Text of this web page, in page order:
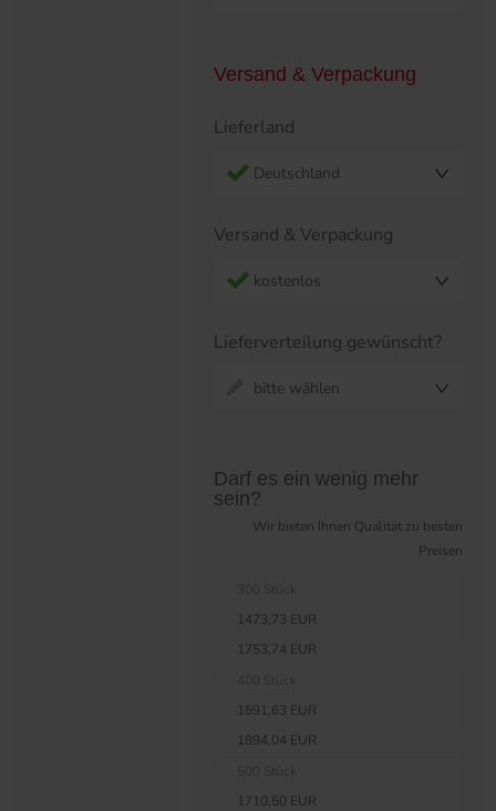
Versand & Verpackung
Lieferland
Deutschland
Versand & Verpackung
kostenlos
Lieferverteilung gewünscht?
bitte wählen
Darf es ein wenig mehr
sein?
Wir bieten Ihnen Qualität zu besten
Preisen
1473,73 EUR
1753,74 EUR
1591,63 EUR
1894,04 EUR
1710,50 EUR